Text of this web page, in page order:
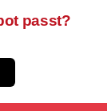
passt?